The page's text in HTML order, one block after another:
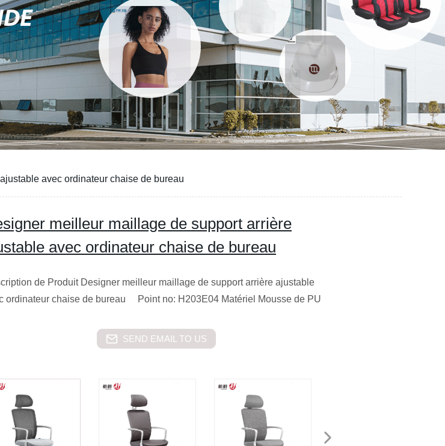
avec ordinateur chaise de bureau
meilleur maillage de support arrière
avec ordinateur chaise de bureau
de Produit Designer meilleur maillage de support arrière ajustable
ordinateur chaise de bureau Point no: H203E04 Matériel Mousse de PU
SEND EMAIL TO US